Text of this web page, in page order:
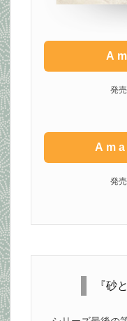
発
発
『砂